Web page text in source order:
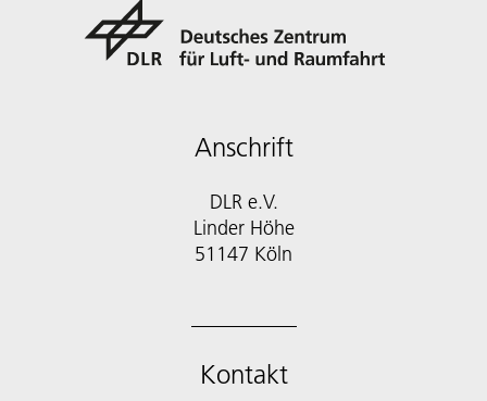
Anschrift
DLR e.V.
Linder Höhe
51147 Köln
Kontakt